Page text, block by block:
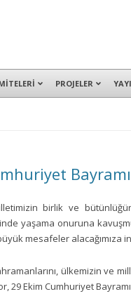
Dilovası, Gebze ve İMES
PROJELER
birlik ve
yaşama onuruna
mesafeler alacağımıza
ülkemizin ve
Ekim Cumhuriyet